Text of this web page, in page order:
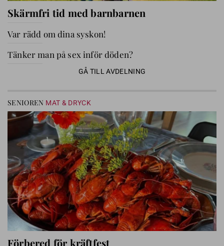
Skärmfri tid med barnbarnen
Var rädd om dina syskon!
Tänker man på sex inför döden?
GÅ TILL AVDELNING
SENIOREN MAT & DRYCK
Förbered för kräftfest